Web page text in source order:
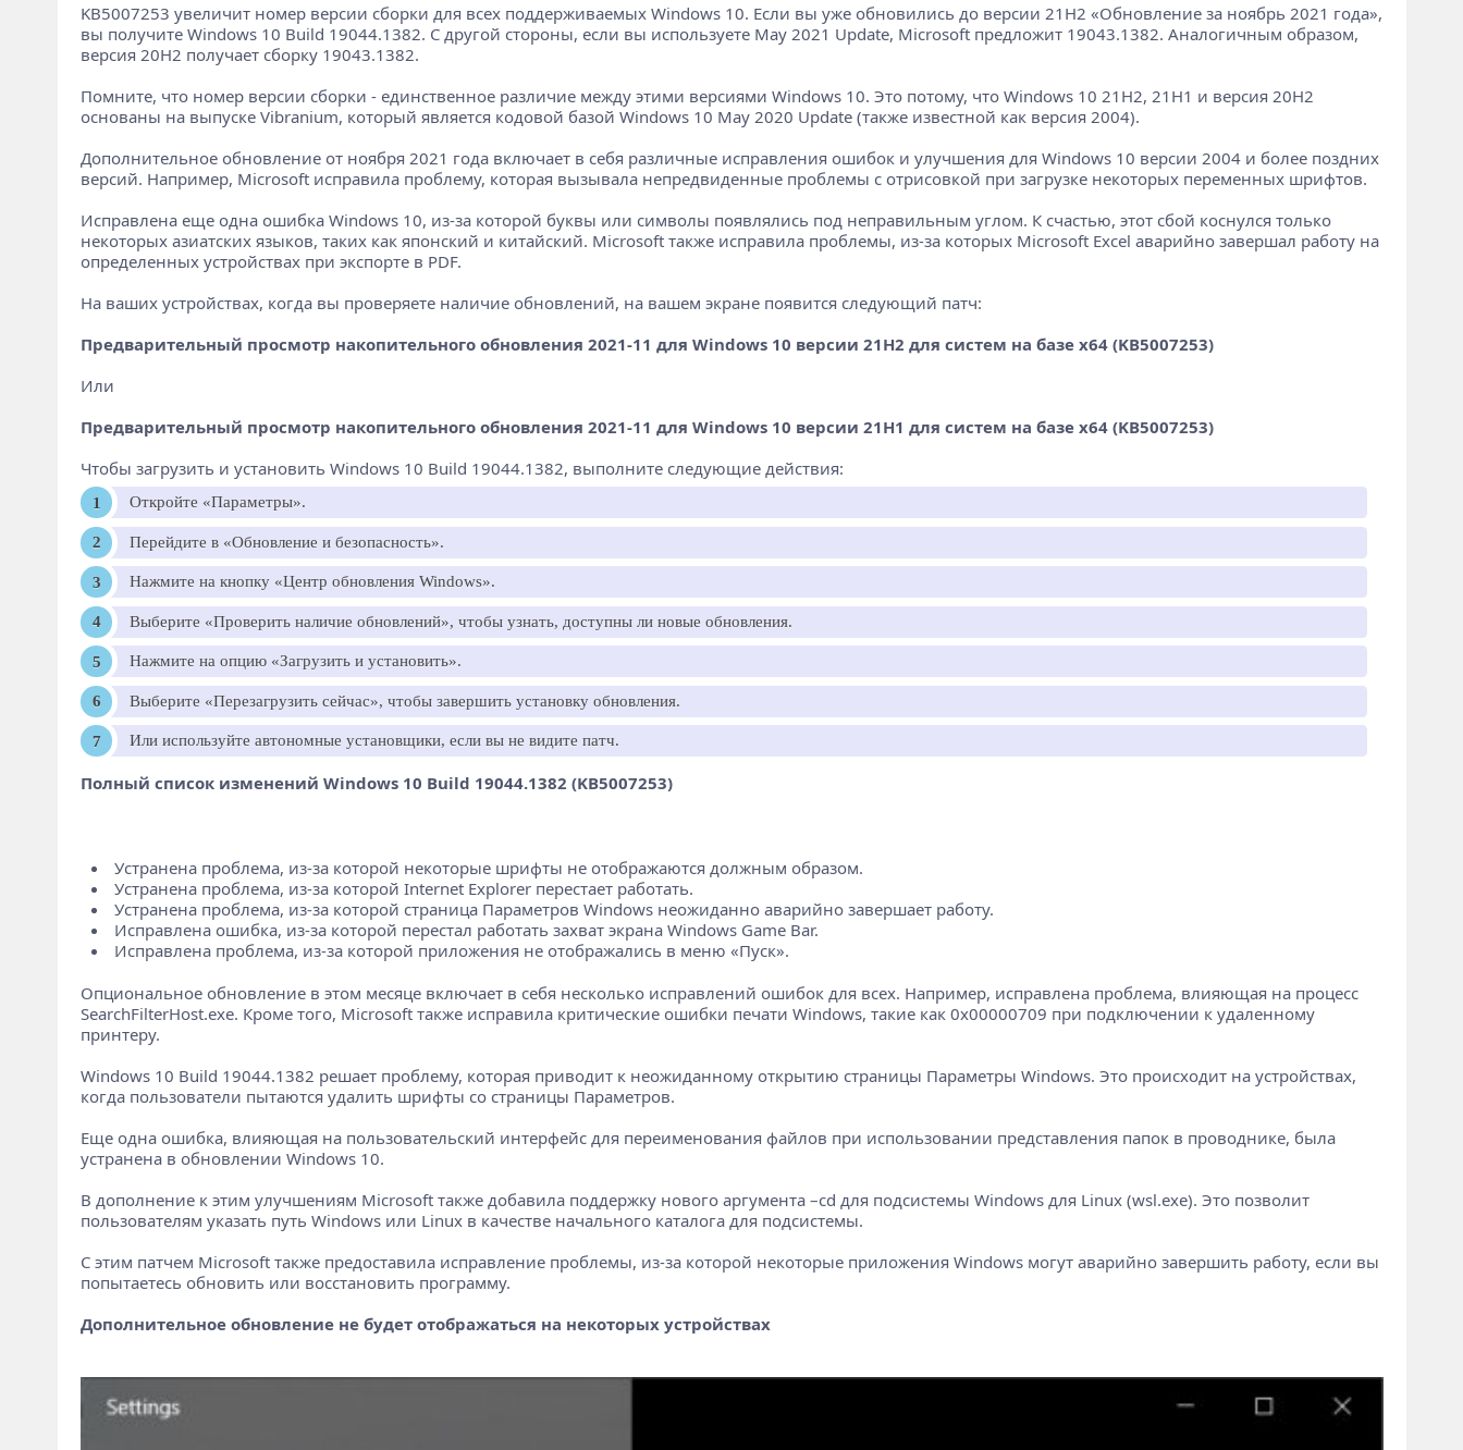
KB5007253 увеличит номер версии сборки для всех поддерживаемых Windows 10. Если вы уже обновились до версии 21H2 «Обновление за ноябрь 2021 года»,
вы получите Windows 10 Build 19044.1382. С другой стороны, если вы используете May 2021 Update, Microsoft предложит 19043.1382. Аналогичным образом,
версия 20H2 получает сборку 19043.1382.
Помните, что номер версии сборки - единственное различие между этими версиями Windows 10. Это потому, что Windows 10 21H2, 21H1 и версия 20H2
основаны на выпуске Vibranium, который является кодовой базой Windows 10 May 2020 Update (также известной как версия 2004).
Дополнительное обновление от ноября 2021 года включает в себя различные исправления ошибок и улучшения для Windows 10 версии 2004 и более поздних
версий. Например, Microsoft исправила проблему, которая вызывала непредвиденные проблемы с отрисовкой при загрузке некоторых переменных шрифтов.
Исправлена ​​еще одна ошибка Windows 10, из-за которой буквы или символы появлялись под неправильным углом. К счастью, этот сбой коснулся только
некоторых азиатских языков, таких как японский и китайский. Microsoft также исправила проблемы, из-за которых Microsoft Excel аварийно завершал работу на
определенных устройствах при экспорте в PDF.
На ваших устройствах, когда вы проверяете наличие обновлений, на вашем экране появится следующий патч:
Предварительный просмотр накопительного обновления 2021-11 для Windows 10 версии 21H2 для систем на базе x64 (KB5007253)
Или
Предварительный просмотр накопительного обновления 2021-11 для Windows 10 версии 21H1 для систем на базе x64 (KB5007253)
Чтобы загрузить и установить Windows 10 Build 19044.1382, выполните следующие действия:
Откройте «Параметры».
Перейдите в «Обновление и безопасность».
Нажмите на кнопку «Центр обновления Windows».
Выберите «Проверить наличие обновлений», чтобы узнать, доступны ли новые обновления.
Нажмите на опцию «Загрузить и установить».
Выберите «Перезагрузить сейчас», чтобы завершить установку обновления.
Или используйте автономные установщики, если вы не видите патч.
Полный список изменений Windows 10 Build 19044.1382 (KB5007253)
Устранена проблема, из-за которой некоторые шрифты не отображаются должным образом.
Устранена проблема, из-за которой Internet Explorer перестает работать.
Устранена проблема, из-за которой страница Параметров Windows неожиданно аварийно завершает работу.
Исправлена ​​ошибка, из-за которой перестал работать захват экрана Windows Game Bar.
Исправлена ​​проблема, из-за которой приложения не отображались в меню «Пуск».
Опциональное обновление в этом месяце включает в себя несколько исправлений ошибок для всех. Например, исправлена ​​проблема, влияющая на процесс
SearchFilterHost.exe. Кроме того, Microsoft также исправила критические ошибки печати Windows, такие как 0x00000709 при подключении к удаленному
принтеру.
Windows 10 Build 19044.1382 решает проблему, которая приводит к неожиданному открытию страницы Параметры Windows. Это происходит на устройствах,
когда пользователи пытаются удалить шрифты со страницы Параметров.
Еще одна ошибка, влияющая на пользовательский интерфейс для переименования файлов при использовании представления папок в проводнике, была
устранена в обновлении Windows 10.
В дополнение к этим улучшениям Microsoft также добавила поддержку нового аргумента –cd для подсистемы Windows для Linux (wsl.exe). Это позволит
пользователям указать путь Windows или Linux в качестве начального каталога для подсистемы.
С этим патчем Microsoft также предоставила исправление проблемы, из-за которой некоторые приложения Windows могут аварийно завершить работу, если вы
попытаетесь обновить или восстановить программу.
Дополнительное обновление не будет отображаться на некоторых устройствах